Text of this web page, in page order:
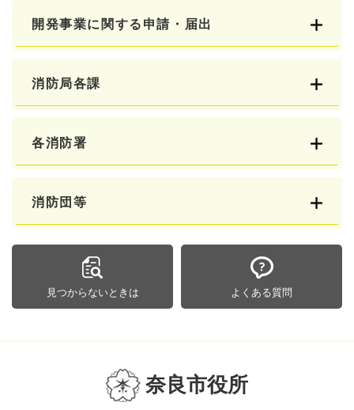
開発事業に関する申請・届出
消防局各課
各消防署
消防団等
見つからないときは よくある質問
奈良市役所